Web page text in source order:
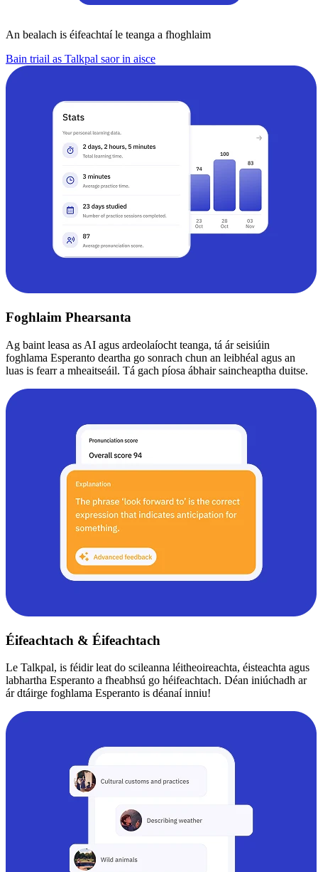
An bealach is éifeachtaí le teanga a fhoghlaim
Bain triail as Talkpal saor in aisce
Foghlaim Phearsanta
Ag baint leasa as AI agus ardeolaíocht teanga, tá ár seisiúin
foghlama Esperanto deartha go sonrach chun an leibhéal agus an
luas is fearr a mheaitseáil. Tá gach píosa ábhair saincheaptha duitse.
Éifeachtach & Éifeachtach
Le Talkpal, is féidir leat do scileanna léitheoireachta, éisteachta agus
labhartha Esperanto a fheabhsú go héifeachtach. Déan iniúchadh ar
ár dtáirge foghlama Esperanto is déanaí inniu!